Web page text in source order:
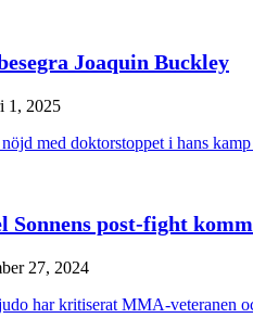
Joaquin Buckley
1, 2025
med doktorstoppet i hans
post-fight
27, 2024
har kritiserat MMA-veteranen